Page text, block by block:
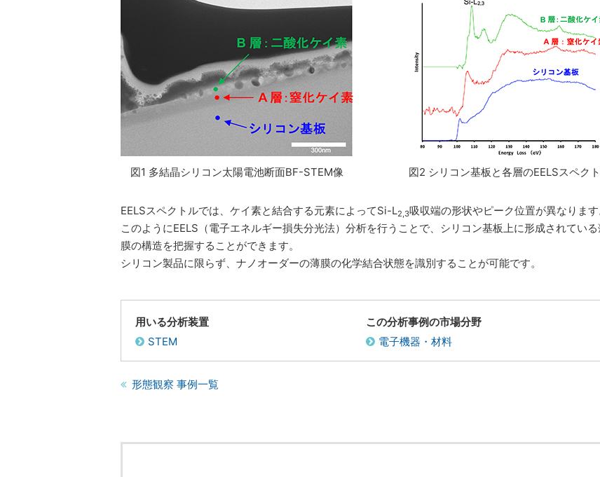
図1 多結晶シリコン太陽電池断面BF-STEM像 図2 シリコン基板と各層のEELSスペク
EELSスペクトルでは、ケイ素と結合する元素によってSi-L2,3吸収端の形状やピーク位置が異なります
このようにEELS（電子エネルギー損失分光法）分析を行うことで、シリコン基板上に形成されてい
膜の構造を把握することができます。
シリコン製品に限らず、ナノオーダーの薄膜の化学結合状態を識別することが可能です。
用いる分析装置
STEM
この分析事例の市場分野
電子機器・材料
形態観察 事例一覧